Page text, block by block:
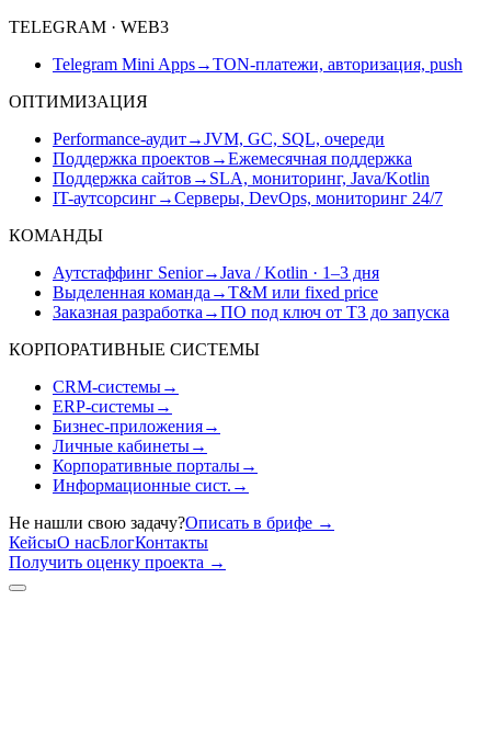
TELEGRAM · WEB3
Telegram Mini Apps→TON-платежи, авторизация, push
ОПТИМИЗАЦИЯ
Performance-аудит→JVM, GC, SQL, очереди
Поддержка проектов →Ежемесячная поддержка
Поддержка сайтов → SLA, мониторинг, Java/Kotlin
IT-аутсорсинг→Серверы, DevOps, мониторинг 24/7
КОМАНДЫ
Аутстаффинг Senior→Java / Kotlin · 1–3 дня
Выделенная команда →T&M или fixed price
Заказная разработка →ПО под ключ от ТЗ до запуска
КОРПОРАТИВНЫЕ СИСТЕМЫ
CRM-системы→
ERP-системы→
Бизнес-приложения→
Личные кабинеты→
Корпоративные порталы→
Информационные сист. →
Не нашли свою задачу?Описать в брифе →
КейсыО насБлогКонтакты
Получить оценку проекта →